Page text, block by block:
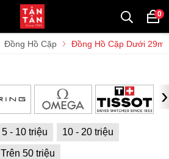
0
Đồng Hồ Cặp Đồng Hồ Cặp Dưới
›
5 - 10 triệu 10 - 20 triệu
Trên 50 triệu